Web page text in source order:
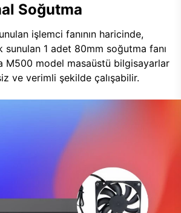
Soğutma
işlemci fanının haricinde,
sunulan 1 adet 80mm soğutma fanı
M500 model masaüstü bilgisayarlar
ve verimli şekilde çalışabilir.